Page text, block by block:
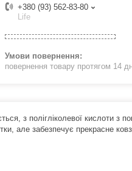
+380 (93) 562-83-80
Life
повернення товару протягом 14
з полігліколевої кислоти з
але забезпечує прекрасне